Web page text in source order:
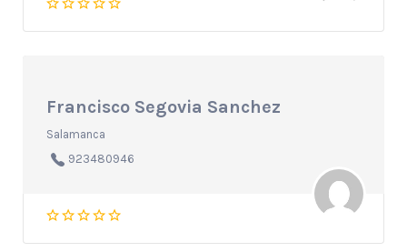
Francisco Segovia Sanchez
Salamanca
923480946